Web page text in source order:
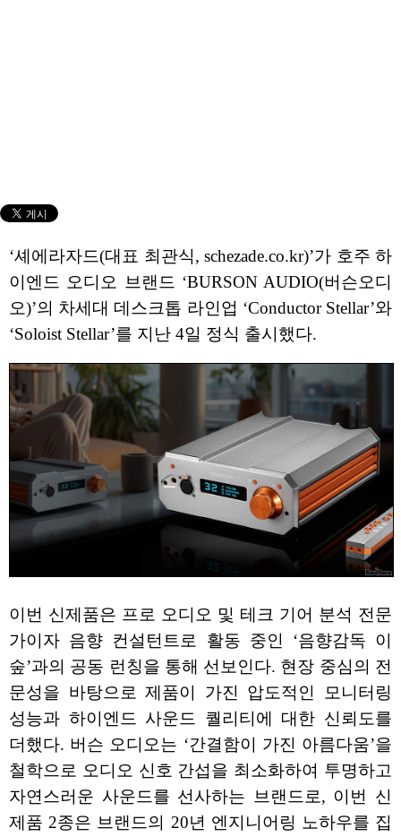
‘셰에라자드(대표 최관식, schezade.co.kr)’가 호주 하
이엔드 오디오 브랜드 ‘BURSON AUDIO(버슨오디
오)’의 차세대 데스크톱 라인업 ‘Conductor Stellar’와
‘Soloist Stellar’를 지난 4일 정식 출시했다.
이번 신제품은 프로 오디오 및 테크 기어 분석 전문
가이자 음향 컨설턴트로 활동 중인 ‘음향감독 이
숲’과의 공동 런칭을 통해 선보인다. 현장 중심의 전
문성을 바탕으로 제품이 가진 압도적인 모니터링
성능과 하이엔드 사운드 퀄리티에 대한 신뢰도를
더했다. 버슨 오디오는 ‘간결함이 가진 아름다움’을
철학으로 오디오 신호 간섭을 최소화하여 투명하고
자연스러운 사운드를 선사하는 브랜드로, 이번 신
제품 2종은 브랜드의 20년 엔지니어링 노하우를 집